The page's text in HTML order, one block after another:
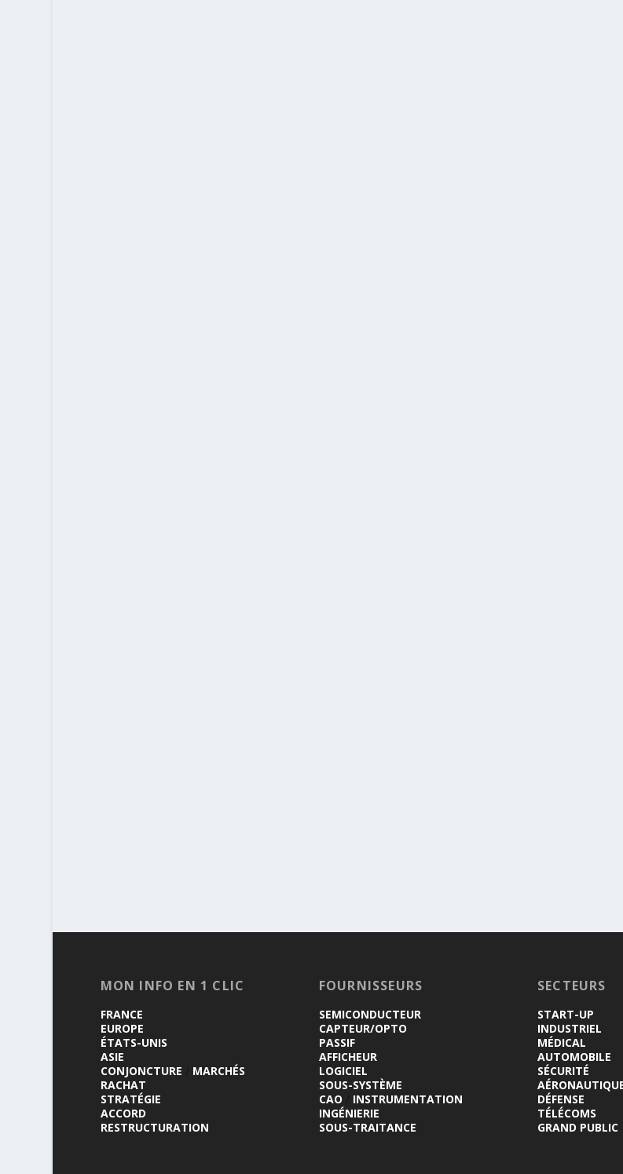
MON INFO EN 1 CLIC
FRANCE
EUROPE
ÉTATS-UNIS
ASIE
CONJONCTURE
MARCHÉS
RACHAT
STRATÉGIE
ACCORD
RESTRUCTURATION
FOURNISSEURS
SEMICONDUCTEUR
CAPTEUR/OPTO
PASSIF
AFFICHEUR
LOGICIEL
SOUS-SYSTÈME
CAO
INSTRUMENTATION
INGÉNIERIE
SOUS-TRAITANCE
SECTEURS
START-UP
INDUSTRIEL
MÉDICAL
AUTOMOBILE
SÉCURITÉ
DÉFENSE
TÉLÉCOMS
GRAND PUBLIC